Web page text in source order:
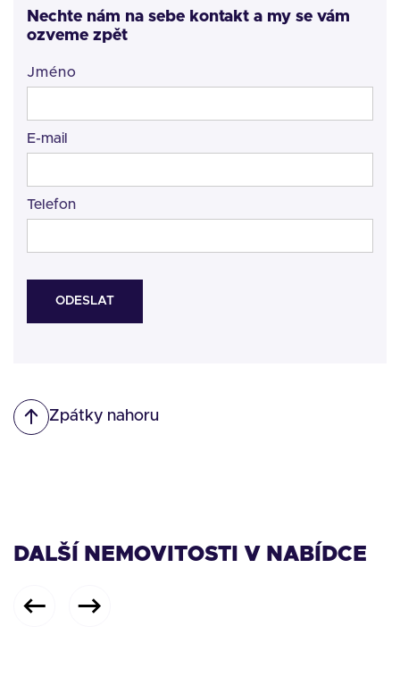
Nechte nám na sebe kontakt a my se vám
ozveme zpět
Jméno
E-mail
Telefon
Zpátky nahoru
DALŠÍ NEMOVITOSTI V NABÍDCE